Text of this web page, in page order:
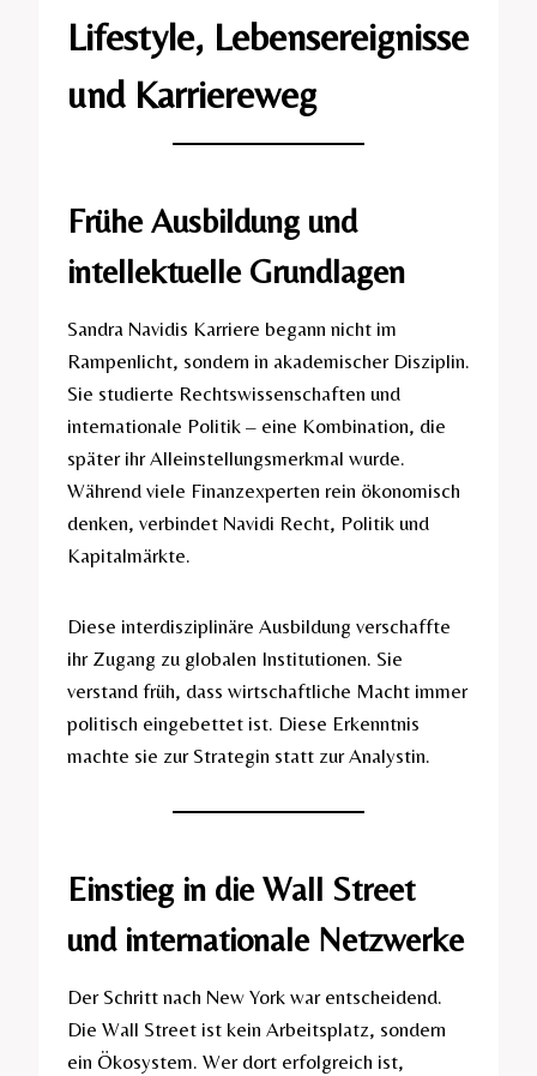
Lifestyle, Lebensereignisse
und Karriereweg
Frühe Ausbildung und
intellektuelle Grundlagen
Sandra Navidis Karriere begann nicht im
Rampenlicht, sondern in akademischer Disziplin.
Sie studierte Rechtswissenschaften und
internationale Politik – eine Kombination, die
später ihr Alleinstellungsmerkmal wurde.
Während viele Finanzexperten rein ökonomisch
denken, verbindet Navidi Recht, Politik und
Kapitalmärkte.
Diese interdisziplinäre Ausbildung verschaffte
ihr Zugang zu globalen Institutionen. Sie
verstand früh, dass wirtschaftliche Macht immer
politisch eingebettet ist. Diese Erkenntnis
machte sie zur Strategin statt zur Analystin.
Einstieg in die Wall Street
und internationale Netzwerke
Der Schritt nach New York war entscheidend.
Die Wall Street ist kein Arbeitsplatz, sondern
ein Ökosystem. Wer dort erfolgreich ist,